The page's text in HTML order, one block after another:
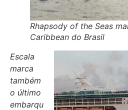
Rhapsody of the Seas
Caribbean do Brasil
Escala
marca
também
o último
embarqu